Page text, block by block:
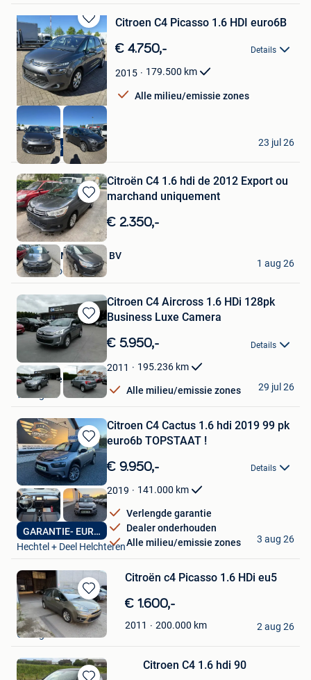
Bewaren
in
Mijn
Favorieten
+32484128285
Citroen C4 Picasso 1.6 HDI euro6B
€ 4.750,- Details
2015 179.500 km
Alle milieu/emissie zones
FK-CARS
Aartselaar
23 jul 26
Bewaren
in
Mijn
Favorieten
Citroën C4 1.6 hdi de 2012 Export ou
marchand uniquement
€ 2.350,-
All Wheel Machinery BV
Geraardsbergen
1 aug 26
Bewaren
in
Favorieten
Citroen C4 Aircross 1.6 HDi 128pk
Business Luxe Camera
€ 5.950,- Details
2011 195.236 km
Alle milieu/emissie zones
Garage Teirlynck
Waregem
29 jul 26
Bewaren
in
Mijn
Favorieten
GARANTIE- EURO 6B
Citroen C4 Cactus 1.6 hdi 2019 99 pk
euro6b TOPSTAAT !
€ 9.950,- Details
2019 141.000 km
Verlengde garantie
Dealer onderhouden
Alle milieu/emissie zones
Carpoint Hechtel
Hechtel + Deel Helchteren
3 aug 26
Bewaren
in
Mijn
Favorieten
Citroën c4 Picasso 1.6 HDi eu5
€ 1.600,-
2011 200.000 km
tonnie
Grivegnee
2 aug 26
Citroen C4 1.6 hdi 90